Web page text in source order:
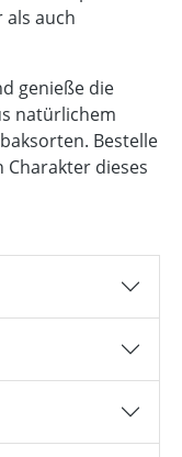
als auch
genieße die
natürlichem
Bestelle
dieses